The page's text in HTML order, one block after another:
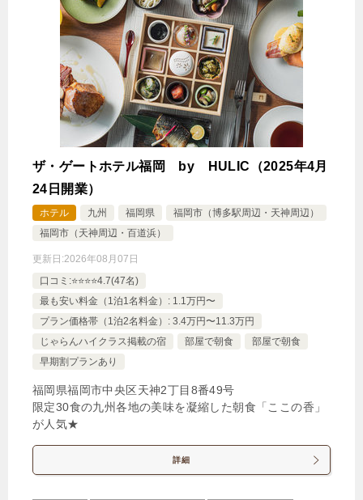
【禁煙室】スタンダードツインルーム
1泊大人1名合計（税込）
8,677円
【選べるお部屋と価格】
8,677円
9,685円【禁煙室】エアウィーヴツインルーム
8,677円【禁煙室】スタンダードダブルルーム
12,187円【禁煙室】最上階 和洋室スイート
（露天風呂・畳間とロフト付）
10,302円【禁煙室】スーペリアダブルルーム
じゃらんで確認する
【BFHテイクアウト朝食プラン】忙しい日の強い味
方♪ シャンプー＆バスソルトバー夜食など無料サー
ザ・ゲートホテル福岡 by HULIC（2025年4月
24日開業）
ホテル 九州 福岡県
福岡市（博多駅周辺・天神周辺）
福岡市（天神周辺・百道浜）
更新日:2026年08月07日
口コミ:⭐️⭐️⭐️⭐️4.7(47名)
最も安い料金（1泊1名料金）: 1.1万円〜
プラン価格帯（1泊2名料金）: 3.4万円〜11.3万円
じゃらんハイクラス掲載の宿
部屋で朝食
部屋で朝食
早期割プランあり
福岡県福岡市中央区天神2丁目8番49号
限定30食の九州各地の美味を凝縮した朝食「ここの香」
が人気★
詳細